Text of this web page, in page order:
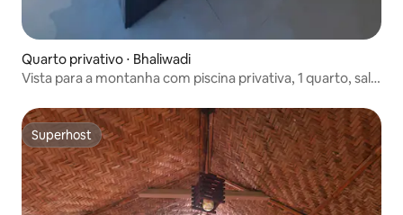
Quarto privativo ⋅ Bhaliwadi
Vista para a montanha com piscina privativa, 1 quarto, sala
Superhost
Superhost